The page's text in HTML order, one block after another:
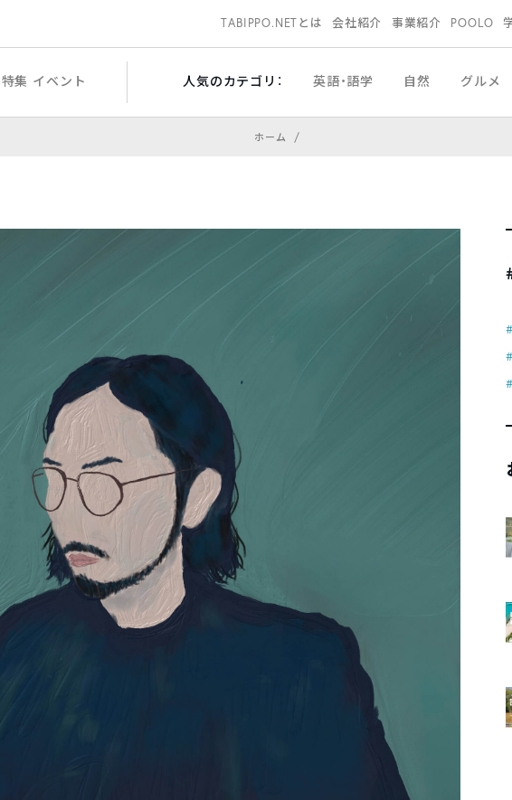
TABIPPO.NETとは 会社紹介 事業紹介 POOLO
特集 イベント 人気のカテゴリ： 英語・語学 自然 グルメ
ホーム